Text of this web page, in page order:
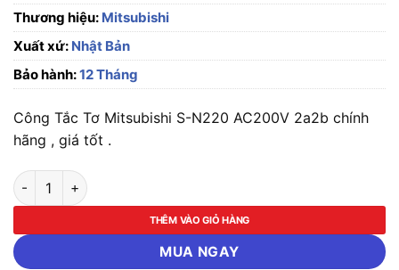
Thương hiệu: Mitsubishi
Xuất xứ: Nhật Bản
Bảo hành:12 Tháng
Công Tắc Tơ Mitsubishi S-N220 AC200V 2a2b chính
hãng , giá tốt .
Công Tắc Tơ Mitsubishi S-N220 AC200V 2a2b số lượng
THÊM VÀO GIỎ HÀNG
MUA NGAY